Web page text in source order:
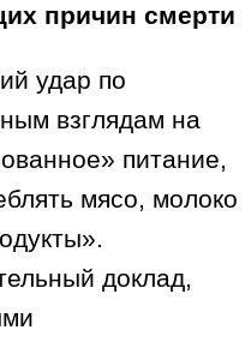
причин смерти
удар по
взглядам на
питание,
мясо, молоко
доклад,